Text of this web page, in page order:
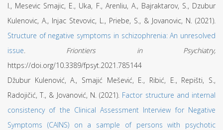
I., Mesevic Smajic, E., Uka, F., Arenliu, A., Bajraktarov, S., Dzubur
Kulenovic, A., Injac Stevovic, L., Priebe, S., & Jovanovic, N. (2021).
Structure of negative symptoms in schizophrenia: An unresolved
issue. Friontiers in Psychiatry,
https://doi.org/10.3389/fpsyt.2021.785144
Džubur Kulenović, A., Smajić Mešević, E., Ribić, E., Repišti, S.,
Radojičić, T., & Jovanović, N. (2021). Factor structure and internal
consistency of the Clinical Assessment Interview for Negative
Symptoms (CAINS) on a sample of persons with psychotic